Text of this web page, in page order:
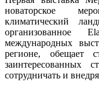
новаторское
климатический
организованное
международных
регионе, обещает
заинтересованных
сотрудничать и